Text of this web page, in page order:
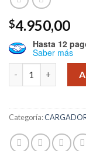
$4.950,00
Hasta 12
Saber más
CARGADOR
Categoría: